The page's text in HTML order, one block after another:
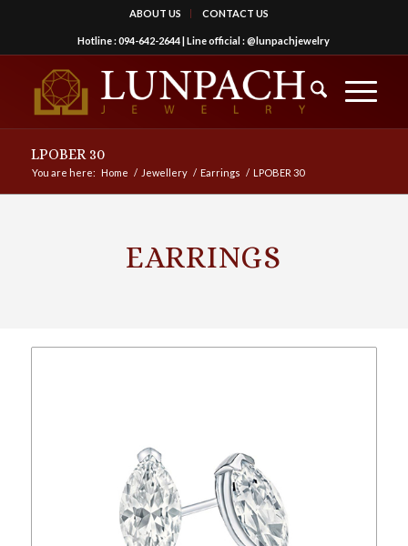
ABOUT US CONTACT US
Hotline :094-642-2644| Line official :@lunpachjewelry
LPOBER 30
You are here: Home / Jewellery / Earrings / LPOBER 30
EARRINGS